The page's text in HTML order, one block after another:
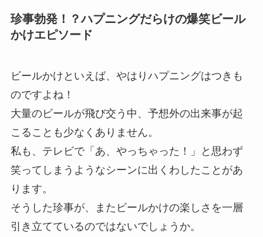
珍事勃発！？ハプニングだらけの爆笑ビール
かけエピソード
ビールかけといえば、やはりハプニングはつきも
のですよね！
大量のビールが飛び交う中、予想外の出来事が起
こることも少なくありません。
私も、テレビで「あ、やっちゃった！」と思わず
笑ってしまうようなシーンに出くわしたことがあ
ります。
そうした珍事が、またビールかけの楽しさを一層
引き立てているのではないでしょうか。